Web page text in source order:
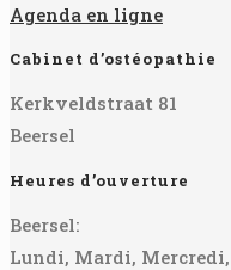
Agenda en ligne
Cabinet d’ostéopathie
Kerkveldstraat 81
Beersel
Heures d’ouverture
Beersel:
Lundi, Mardi,